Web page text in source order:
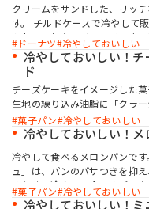
クリームをサンドした、リッ
す。 チルドケースで冷やして
もおしゃれなスイーツドーナ
練り込み油脂に、ソフト化機
シュ」とパンの食感を向上さ
用することで、ソフトでしっ
させることができます。
ドーナツ 冷やしておいしい
冷やしておいしい！チ
ド
チーズケーキをイメージした
生地の練り込み油脂に「クラ
シュ」を併用することで、冷蔵
ず、しっとりと口どけよくなり
らかかつコクを付与します。
菓子パン 冷やしておいしい
冷やしておいしい！メ
冷やして食べるメロンパンで
ュ」は、パンのパサつきを抑
るため、冷やして食べるパン
やすいパンに適しています。
菓子パン 冷やしておいしい
冷やしておいしい！ミ